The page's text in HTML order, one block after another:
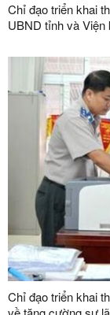
Chỉ đạo triển khai
UBND tỉnh và
Chỉ đạo triển khai